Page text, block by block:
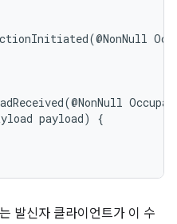
(@NonNull
(@NonNull
payload)
{
는 발신자 클라이언트가 이 수